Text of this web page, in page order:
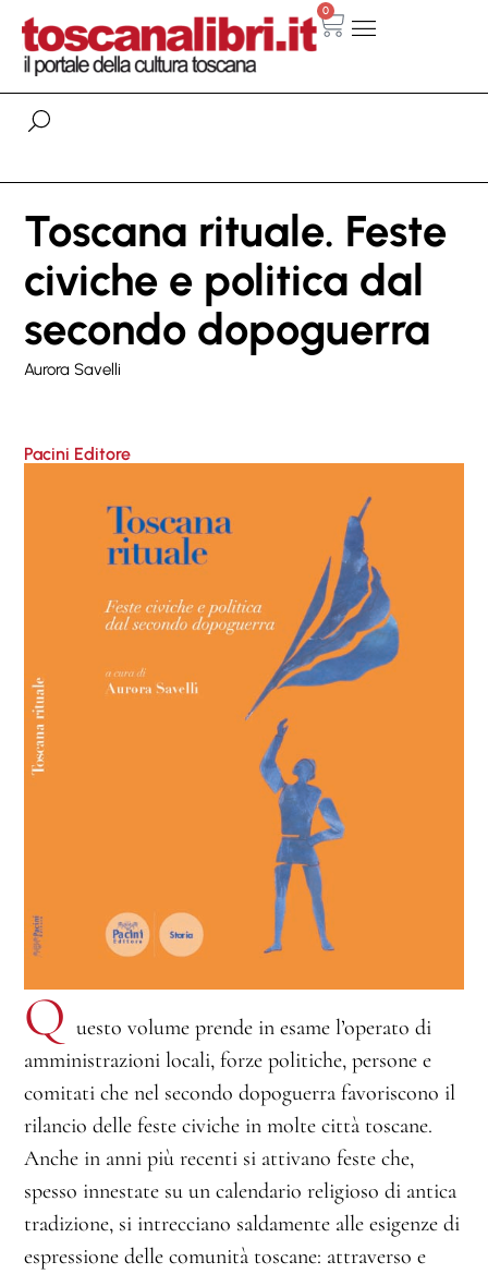
0
Toscana rituale. Feste
civiche e politica dal
secondo dopoguerra
Aurora Savelli
Pacini Editore
Q uesto volume prende in esame l’operato di
amministrazioni locali, forze politiche, persone e
comitati che nel secondo dopoguerra favoriscono il
rilancio delle feste civiche in molte città toscane.
Anche in anni più recenti si attivano feste che,
spesso innestate su un calendario religioso di antica
tradizione, si intrecciano saldamente alle esigenze di
espressione delle comunità toscane: attraverso e